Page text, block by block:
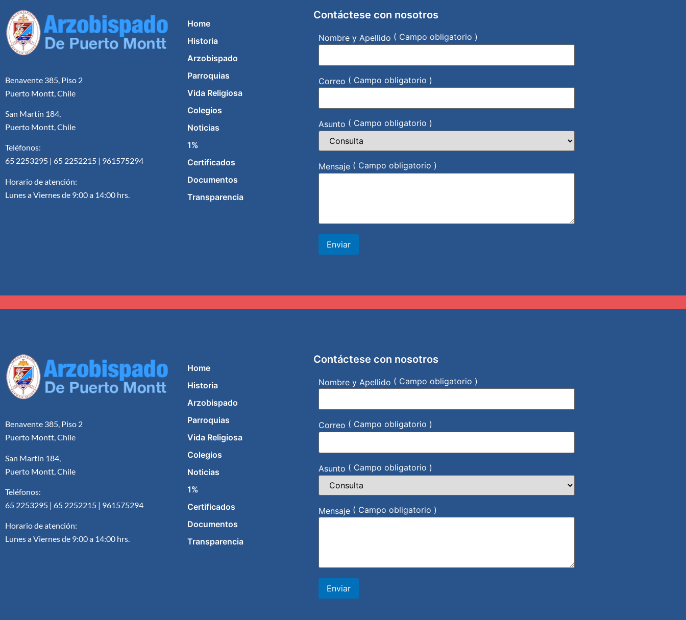
Benavente 385, Piso 2
Puerto Montt, Chile
San Martín 184,
Puerto Montt, Chile
Teléfonos:
65 2253295 | 65 2252215 | 961575294
Horario de atención:
Lunes a Viernes de 9:00 a 14:00 hrs.
Home
Historia
Arzobispado
Parroquias
Vida Religiosa
Colegios
Noticias
1%
Certificados
Documentos
Transparencia
Contáctese con nosotros
Nombre y Apellido ( Campo obligatorio )
Correo ( Campo obligatorio )
Asunto ( Campo obligatorio )
Mensaje ( Campo obligatorio )
Enviar
Benavente 385, Piso 2
Puerto Montt, Chile
San Martín 184,
Puerto Montt, Chile
Teléfonos:
65 2253295 | 65 2252215 | 961575294
Horario de atención:
Lunes a Viernes de 9:00 a 14:00 hrs.
Home
Historia
Arzobispado
Parroquias
Vida Religiosa
Colegios
Noticias
1%
Certificados
Documentos
Transparencia
Contáctese con nosotros
Nombre y Apellido ( Campo obligatorio )
Correo ( Campo obligatorio )
Asunto ( Campo obligatorio )
Mensaje ( Campo obligatorio )
Enviar